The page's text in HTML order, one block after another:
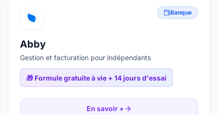
Banque
Abby
Gestion et facturation pour indépendants
🎁 Formule gratuite à vie + 14 jours d'essai
En savoir +